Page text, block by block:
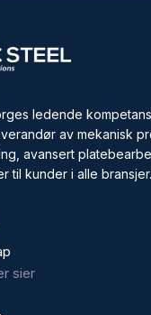
ledende
av mekanisk
avansert
til kunder i alle bransjer.
sier